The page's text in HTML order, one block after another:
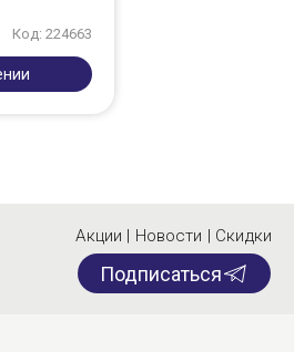
Код: 224663
Акции | Новости | Скидки
Подписаться